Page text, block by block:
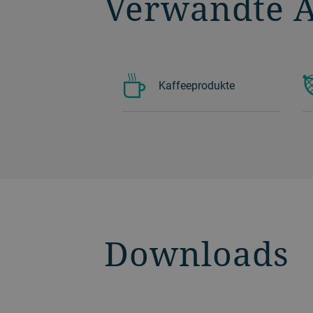
Kaffeeprodukte
Downloads